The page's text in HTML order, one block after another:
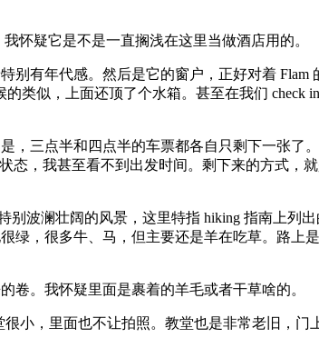
怀疑它是不是一直搁浅在这里当做酒店用的。
有年代感。然后是它的窗户，正好对着 Flam
类似，上面还顶了个水箱。甚至在我们 check
，三点半和四点半的车票都各自只剩下一张了
态，我甚至看不到出发时间。剩下来的方式，
别波澜壮阔的风景，这里特指 hiking 指南上列
绿，很多牛、马，但主要还是羊在吃草。路上
卷。我怀疑里面是裹着的羊毛或者干草啥的。
小，里面也不让拍照。教堂也是非常老旧，门